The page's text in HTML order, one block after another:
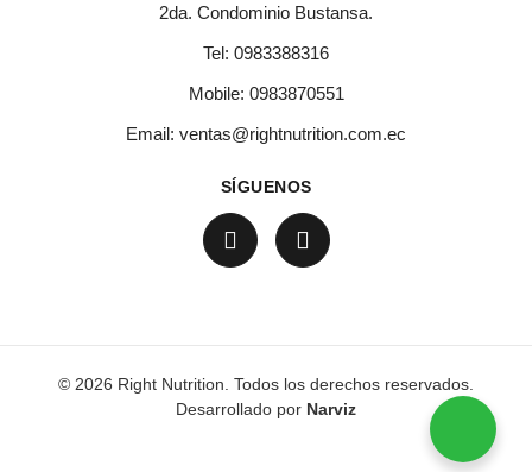
2da. Condominio Bustansa.
Tel: 0983388316
Mobile: 0983870551
Email: ventas@rightnutrition.com.ec
SÍGUENOS
© 2026 Right Nutrition. Todos los derechos reservados.
Desarrollado por Narviz